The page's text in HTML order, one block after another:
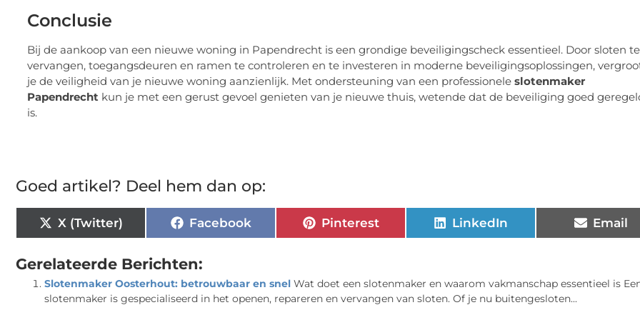
Conclusie
Bij de aankoop van een nieuwe woning in Papendrecht is een grondige beveiligingscheck essentieel. Door sloten te
vervangen, toegangsdeuren en ramen te controleren en te investeren in moderne beveiligingsoplossingen,
je de veiligheid van je nieuwe woning aanzienlijk. Met ondersteuning van een professionele slotenmaker
Papendrecht kun je met een gerust gevoel genieten van je nieuwe thuis, wetende dat de beveiliging goed
is.
Goed artikel? Deel hem dan op:
X (Twitter) Facebook Pinterest LinkedIn Email
Gerelateerde Berichten:
Slotenmaker Oosterhout: betrouwbaar en snel Wat doet een slotenmaker en waarom vakmanschap essentieel is
slotenmaker is gespecialiseerd in het openen, repareren en vervangen van sloten. Of je nu buitengesloten...